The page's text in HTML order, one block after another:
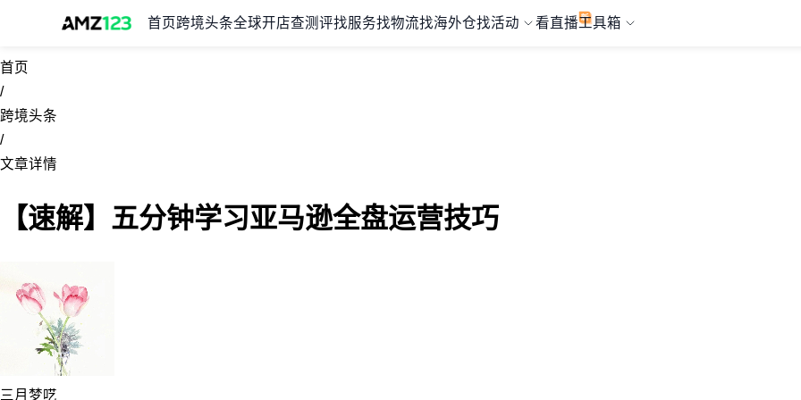
首页 跨境头条全球开店查测评找服务找物流找海外仓找活动 看直播工具箱
首页
/
跨境头条
/
文章详情
【速解】五分钟学习亚马逊全盘运营技巧
三月梦呓